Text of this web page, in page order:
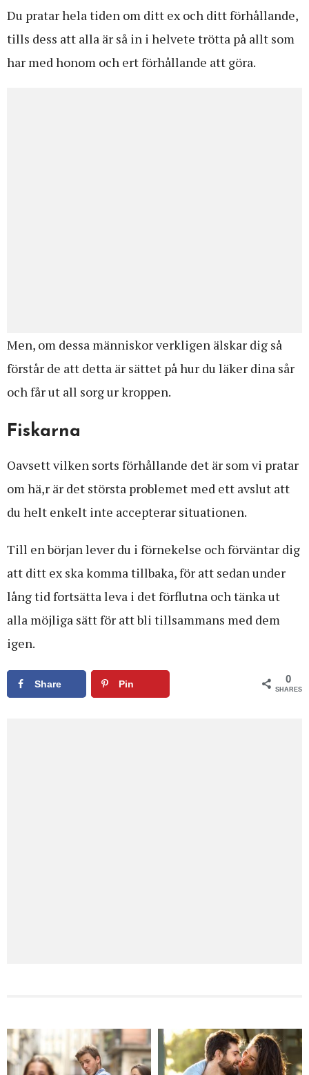
Du pratar hela tiden om ditt ex och ditt förhållande,
tills dess att alla är så in i helvete trötta på allt som
har med honom och ert förhållande att göra.
Men, om dessa människor verkligen älskar dig så
förstår de att detta är sättet på hur du läker dina sår
och får ut all sorg ur kroppen.
Fiskarna
Oavsett vilken sorts förhållande det är som vi pratar
om hä,r är det största problemet med ett avslut att
du helt enkelt inte accepterar situationen.
Till en början lever du i förnekelse och förväntar dig
att ditt ex ska komma tillbaka, för att sedan under
lång tid fortsätta leva i det förflutna och tänka ut
alla möjliga sätt för att bli tillsammans med dem
igen.
Share Pin 0
SHARES